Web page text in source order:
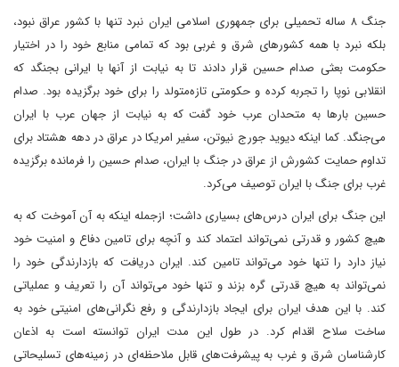
جنگ ۸ ساله تحمیلی برای جمهوری اسلامی ایران نبرد تنها با کشور عراق نبود،
بلکه نبرد با همه کشورهای شرق و غربی بود که تمامی منابع خود را در اختیار
حکومت بعثی صدام حسین قرار دادند تا به نیابت از آنها با ایرانی بجنگد که
انقلابی نوپا را تجربه کرده و حکومتی تازه‌متولد را برای خود برگزیده بود. صدام
حسین بارها به متحدان عرب خود گفت که به نیابت از جهان عرب با ایران
می‌جنگد. کما اینکه دیوید جورج نیوتن، سفیر امریکا در عراق در دهه هشتاد برای
تداوم حمایت کشورش از عراق در جنگ با ایران، صدام حسین را فرمانده برگزیده
غرب برای جنگ با ایران توصیف می‌کرد.
این جنگ برای ایران درس‌های بسیاری داشت؛ ازجمله اینکه به آن آموخت که به
هیچ کشور و قدرتی نمی‌تواند اعتماد کند و آنچه برای تامین دفاع و امنیت خود
نیاز دارد را تنها خود می‌تواند تامین کند. ایران دریافت که بازدارندگی خود را
نمی‌تواند به هیچ قدرتی گره بزند و تنها خود می‌تواند آن را تعریف و عملیاتی
کند. با این هدف ایران برای ایجاد بازدارندگی و رفع نگرانی‌های امنیتی خود به
ساخت سلاح اقدام کرد. در طول این مدت ایران توانسته است به اذعان
کارشناسان شرق و غرب به پیشرفت‌های قابل ملاحظه‌ای در زمینه‌های تسلیحاتی